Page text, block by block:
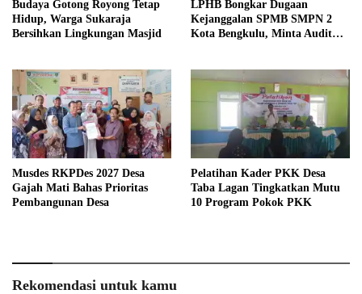
Budaya Gotong Royong Tetap
Hidup, Warga Sukaraja
Bersihkan Lingkungan Masjid
LPHB Bongkar Dugaan
Kejanggalan SPMB SMPN 2
Kota Bengkulu, Minta Audit
Musdes RKPDes 2027 Desa
Gajah Mati Bahas Prioritas
Pembangunan Desa
Pelatihan Kader PKK Desa
Taba Lagan Tingkatkan Mutu
10 Program Pokok PKK
Rekomendasi untuk kamu